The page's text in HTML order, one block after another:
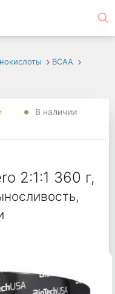
ВСАА
В наличии
2:1:1 360 г,